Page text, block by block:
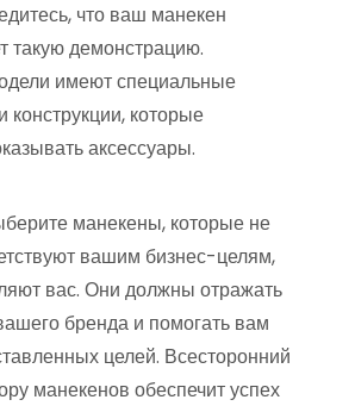
что ваш манекен
такую демонстрацию.
имеют специальные
конструкции, которые
аксессуары.
манекены, которые не
вашим бизнес-целям,
вас. Они должны отражать
бренда и помогать вам
целей. Всесторонний
манекенов обеспечит успех